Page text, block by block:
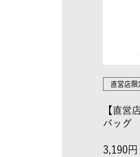
直営店限
【直営
バッグ
3,190